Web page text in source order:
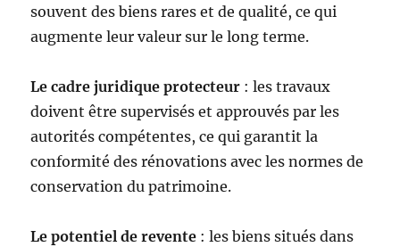
souvent des biens rares et de qualité, ce qui
augmente leur valeur sur le long terme.
Le cadre juridique protecteur : les travaux
doivent être supervisés et approuvés par les
autorités compétentes, ce qui garantit la
conformité des rénovations avec les normes de
conservation du patrimoine.
Le potentiel de revente : les biens situés dans